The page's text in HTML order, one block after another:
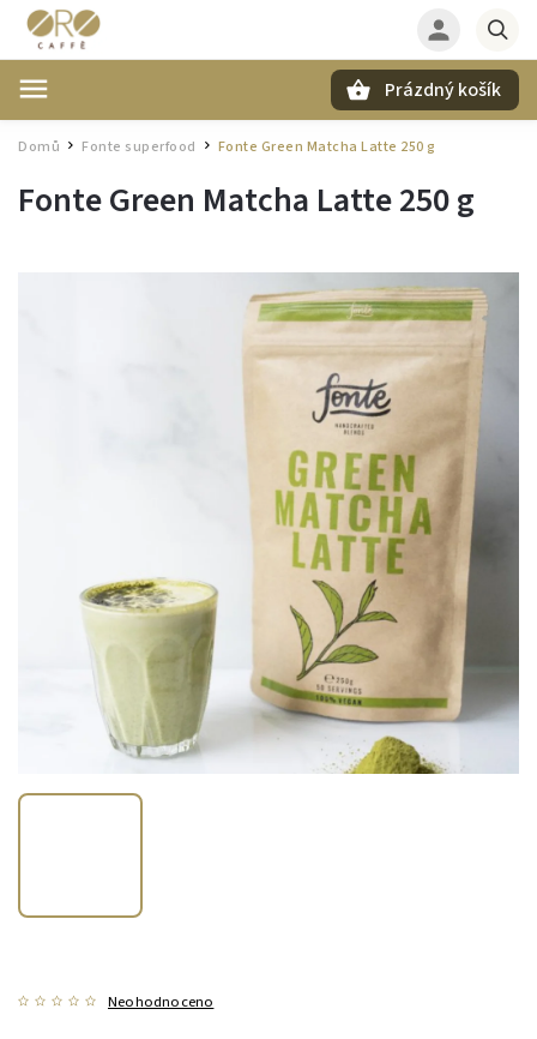
Prázdný košík
Domů / Fonte superfood Fonte Green Matcha Latte 250 g
Fonte Green Matcha Latte 250 g
Neohodnoceno